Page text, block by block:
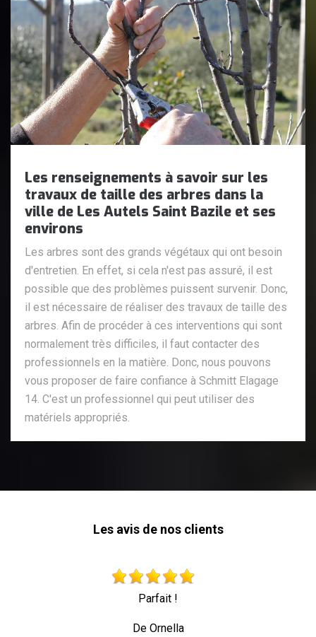
Les renseignements à savoir sur les
travaux de taille des arbres dans la
ville de Les Autels Saint Bazile et ses
environs
Les arbres sont des grands végétaux qui ont besoin
d'entretien. En effet, si cela n'est pas assuré, il est
possible que des problèmes puissent survenir. Donc,
il est nécessaire de réaliser des travaux de taille des
arbres. Afin de procéder à ces interventions qui sont
normalement très difficiles, il faut contacter des
professionnels en la matière. Donc, nous pouvons
vous proposer de faire confiance à Schmitt Elagage
14. C'est un professionnel qui peut utiliser des
matériels appropriés.
Les avis de nos clients
Très beau travail personne professionnelle qui travaille